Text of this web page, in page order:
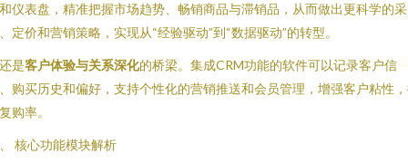
仪表盘，精准把握市场趋势、畅销商品与滞销品，从而做出更科学的采
定价和营销策略，实现从“经验驱动”到“数据驱动”的转型。
是客户体验与关系深化的桥梁。集成CRM功能的软件可以记录客户信
购买历史和偏好，支持个性化的营销推送和会员管理，增强客户粘性
购率。
核心功能模块解析